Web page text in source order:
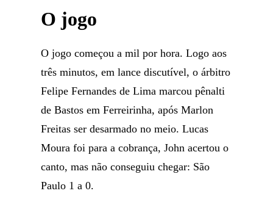
O jogo
O jogo começou a mil por hora. Logo aos
três minutos, em lance discutível, o árbitro
Felipe Fernandes de Lima marcou pênalti
de Bastos em Ferreirinha, após Marlon
Freitas ser desarmado no meio. Lucas
Moura foi para a cobrança, John acertou o
canto, mas não conseguiu chegar: São
Paulo 1 a 0.